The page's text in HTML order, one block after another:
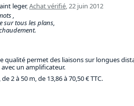
leger,Achat vérifié,22 juin 2012
,
sur tous les plans,
qualité permet des liaisons sur longues
un amplificateur.
2 à 50 m, de 13,86 à 70,50 € TTC.